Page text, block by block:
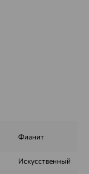
Фианит
Искусственный